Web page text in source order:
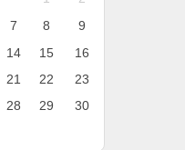
7 8
9
14 15
16
21 22
23
28 29
30